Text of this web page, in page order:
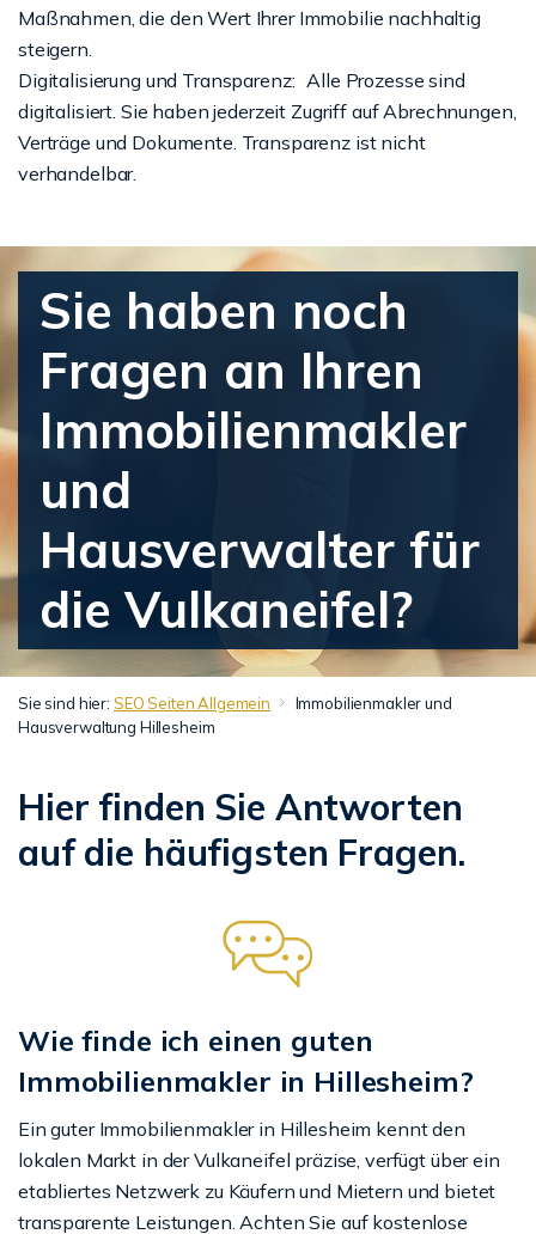
Maßnahmen, die den Wert Ihrer Immobilie nachhaltig
steigern.
Digitalisierung und Transparenz: Alle Prozesse sind
digitalisiert. Sie haben jederzeit Zugriff auf Abrechnungen,
Verträge und Dokumente. Transparenz ist nicht
verhandelbar.
Sie haben noch
Fragen an Ihren
Immobilienmakler
und
Hausverwalter für
die Vulkaneifel?
Sie sind hier: SEO Seiten Allgemein
Immobilienmakler und
Hausverwaltung Hillesheim
Hier finden Sie Antworten
auf die häufigsten Fragen.
Wie finde ich einen guten
Immobilienmakler in Hillesheim?
Ein guter Immobilienmakler in Hillesheim kennt den
lokalen Markt in der Vulkaneifel präzise, verfügt über ein
etabliertes Netzwerk zu Käufern und Mietern und bietet
transparente Leistungen. Achten Sie auf kostenlose